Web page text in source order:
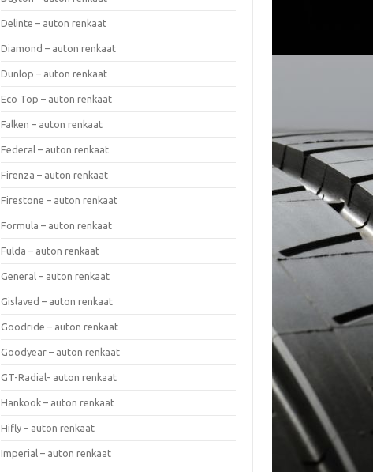
Delinte – auton renkaat
Diamond – auton renkaat
Dunlop – auton renkaat
Eco Top – auton renkaat
Falken – auton renkaat
Federal – auton renkaat
Firenza – auton renkaat
Firestone – auton renkaat
Formula – auton renkaat
Fulda – auton renkaat
General – auton renkaat
Gislaved – auton renkaat
Goodride – auton renkaat
Goodyear – auton renkaat
GT-Radial- auton renkaat
Hankook – auton renkaat
Hifly – auton renkaat
Imperial – auton renkaat